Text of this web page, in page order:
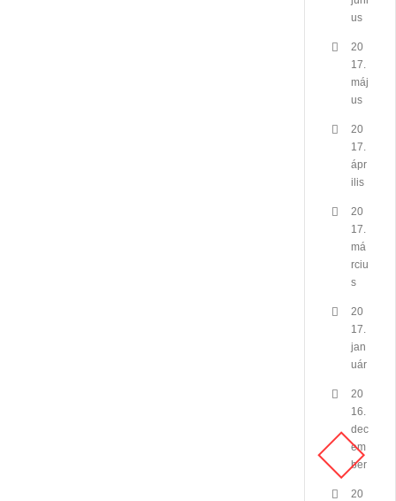
us
20
17.
máj
us
20
17.
ápr
ilis
20
17.
má
rciu
s
20
17.
jan
uár
20
16.
dec
em
ber
20